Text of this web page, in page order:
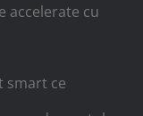
accelerate cu
smart ce